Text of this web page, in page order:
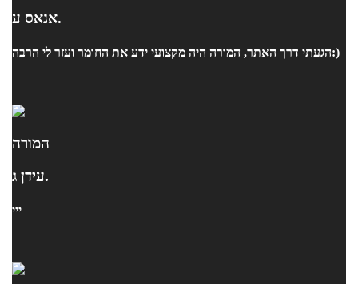
אנאס ע.
הגעתי דרך האתר, המורה היה מקצועי ידע את החומר ועזר לי הרבה:)
המורה
עידן ג.
ייי